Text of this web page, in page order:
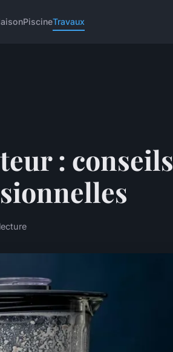
PiscineTravaux
: conseils